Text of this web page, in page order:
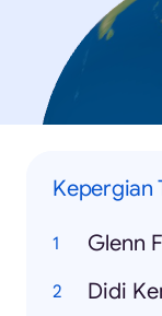
Kepergian
Glenn
Didi